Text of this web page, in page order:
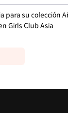
para su colección
Girls Club Asia